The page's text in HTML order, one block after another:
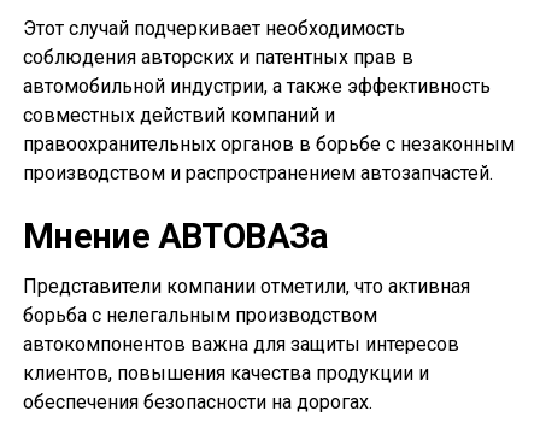
Этот случай подчеркивает необходимость
соблюдения авторских и патентных прав в
автомобильной индустрии, а также эффективность
совместных действий компаний и
правоохранительных органов в борьбе с незаконным
производством и распространением автозапчастей.
Мнение АВТОВАЗа
Представители компании отметили, что активная
борьба с нелегальным производством
автокомпонентов важна для защиты интересов
клиентов, повышения качества продукции и
обеспечения безопасности на дорогах.